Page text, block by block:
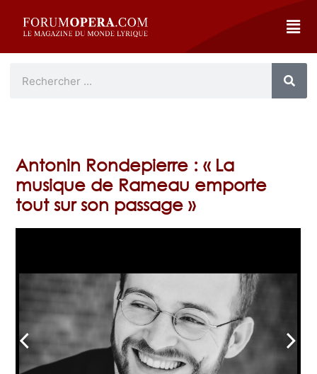
Antonin Rondepierre : « La
musique de Rameau emporte
tout sur son passage »
arrow_back_ios arrow_forward_ios